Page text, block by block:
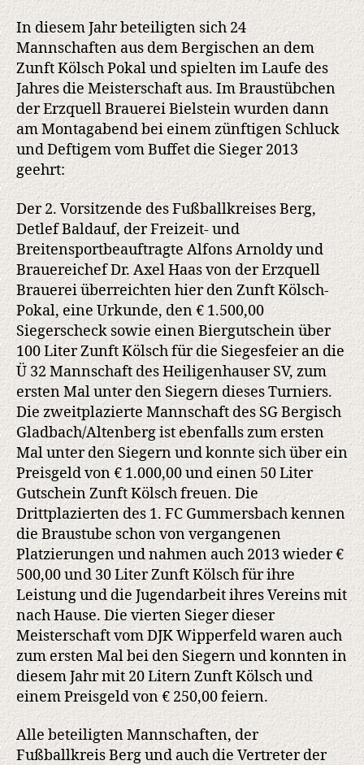
In diesem Jahr beteiligten sich 24
Mannschaften aus dem Bergischen an dem
Zunft Kölsch Pokal und spielten im Laufe des
Jahres die Meisterschaft aus. Im Braustübchen
der Erzquell Brauerei Bielstein wurden dann
am Montagabend bei einem zünftigen Schluck
und Deftigem vom Buffet die Sieger 2013
geehrt:
Der 2. Vorsitzende des Fußballkreises Berg,
Detlef Baldauf, der Freizeit- und
Breitensportbeauftragte Alfons Arnoldy und
Brauereichef Dr. Axel Haas von der Erzquell
Brauerei überreichten hier den Zunft Kölsch-
Pokal, eine Urkunde, den € 1.500,00
Siegerscheck sowie einen Biergutschein über
100 Liter Zunft Kölsch für die Siegesfeier an die
Ü 32 Mannschaft des Heiligenhauser SV, zum
ersten Mal unter den Siegern dieses Turniers.
Die zweitplazierte Mannschaft des SG Bergisch
Gladbach/Altenberg ist ebenfalls zum ersten
Mal unter den Siegern und konnte sich über ein
Preisgeld von € 1.000,00 und einen 50 Liter
Gutschein Zunft Kölsch freuen. Die
Drittplazierten des 1. FC Gummersbach kennen
die Braustube schon von vergangenen
Platzierungen und nahmen auch 2013 wieder €
500,00 und 30 Liter Zunft Kölsch für ihre
Leistung und die Jugendarbeit ihres Vereins mit
nach Hause. Die vierten Sieger dieser
Meisterschaft vom DJK Wipperfeld waren auch
zum ersten Mal bei den Siegern und konnten in
diesem Jahr mit 20 Litern Zunft Kölsch und
einem Preisgeld von € 250,00 feiern.
Alle beteiligten Mannschaften, der
Fußballkreis Berg und auch die Vertreter der